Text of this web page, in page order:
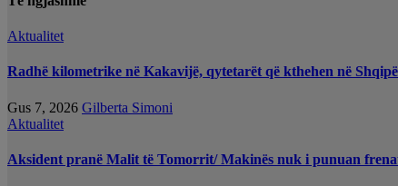
Aktualitet
Radhë kilometrike në Kakavijë, qytetarët që kthehen në
Gus 7, 2026 Gilberta Simoni
Aktualitet
Aksident pranë Malit të Tomorrit/ Makinës nuk i punuan